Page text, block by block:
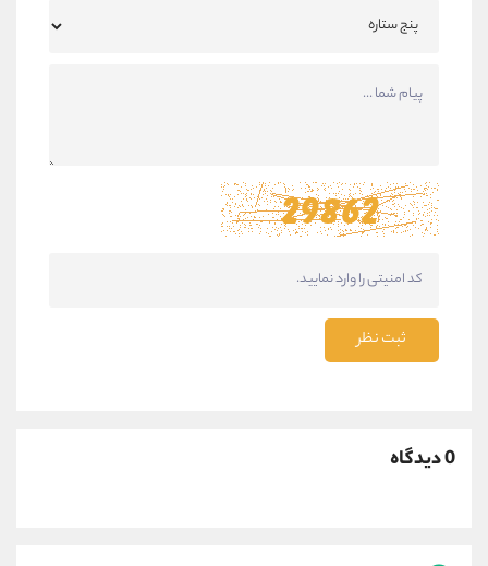
ثبت نظر
0 دیدگاه